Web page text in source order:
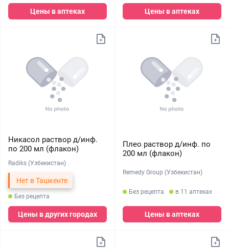
Цены в аптеках Цены в аптеках
Никасол раствор д/инф.
по 200 мл (флакон)
Radiks (Узбекистан)
Нет в Ташкенте
Без рецепта
Цены в других городах
Плео раствор д/инф. по
200 мл (флакон)
Remedy Group (Узбекистан)
Без рецепта в 11 аптеках
Цены в аптеках